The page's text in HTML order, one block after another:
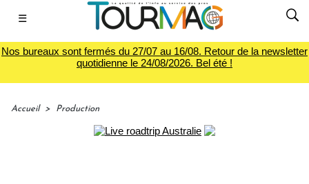
☰
Nos bureaux sont fermés du 27/07 au 16/08. Retour de la newsletter
quotidienne le 24/08/2026. Bel été !
Accueil > Production